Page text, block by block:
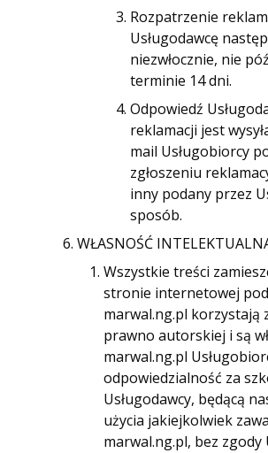
Rozpatrzenie
Usługodawcę
niezwłocznie, nie
terminie 14 dni.
Odpowiedź
reklamacji jest
mail Usługobiorcy
zgłoszeniu
inny podany przez
sposób.
WŁASNOŚĆ
Wszystkie treści
stronie internetowej
marwal.ng.pl korzystają
prawno autorskiej i są
marwal.ng.pl
odpowiedzialność za
Usługodawcy, będącą
użycia jakiejkolwiek
marwal.ng.pl, bez zgody